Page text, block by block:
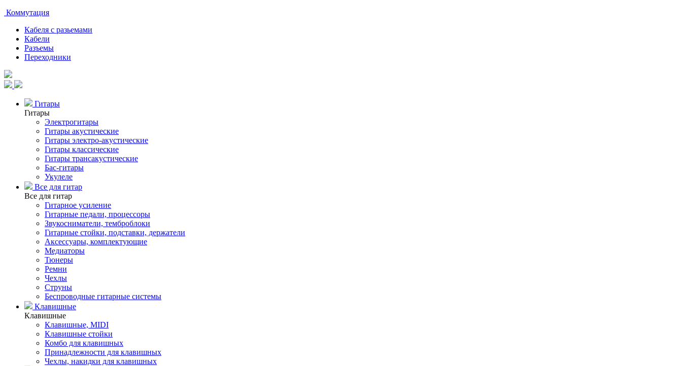
Коммутация
Кабеля с разьемами
Кабели
Разъемы
Переходники
Гитары
Гитары
Электрогитары
Гитары акустические
Гитары электро-акустические
Гитары классические
Гитары трансакустические
Бас-гитары
Укулеле
Все для гитар
Все для гитар
Гитарное усиление
Гитарные педали, процессоры
Звукосниматели, темброблоки
Гитарные стойки, подставки, держатели
Аксессуары, комплектующие
Медиаторы
Тюнеры
Ремни
Чехлы
Струны
Беспроводные гитарные системы
Клавишные
Клавишные
Клавишные, MIDI
Клавишные стойки
Комбо для клавишных
Принадлежности для клавишных
Чехлы, накидки для клавишных